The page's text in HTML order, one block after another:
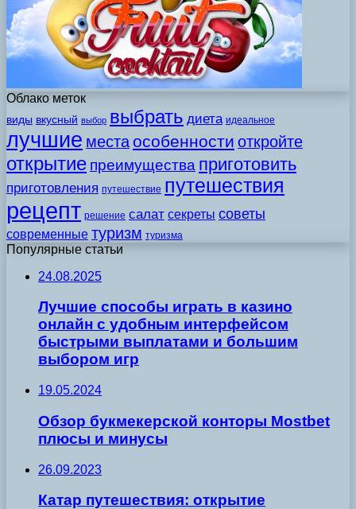
Облако меток
виды вкусный выбор выбрать диета идеальное
лучшие места особенности откройте
открытие преимущества приготовить
приготовления путешествие путешествия
рецепт решение салат секреты советы
современные туризм туризма
Популярные статьи
24.08.2025
Лучшие способы играть в казино
онлайн с удобным интерфейсом
быстрыми выплатами и большим
выбором игр
19.05.2024
Обзор букмекерской конторы Mostbet
плюсы и минусы
26.09.2023
Катар путешествия: открытие